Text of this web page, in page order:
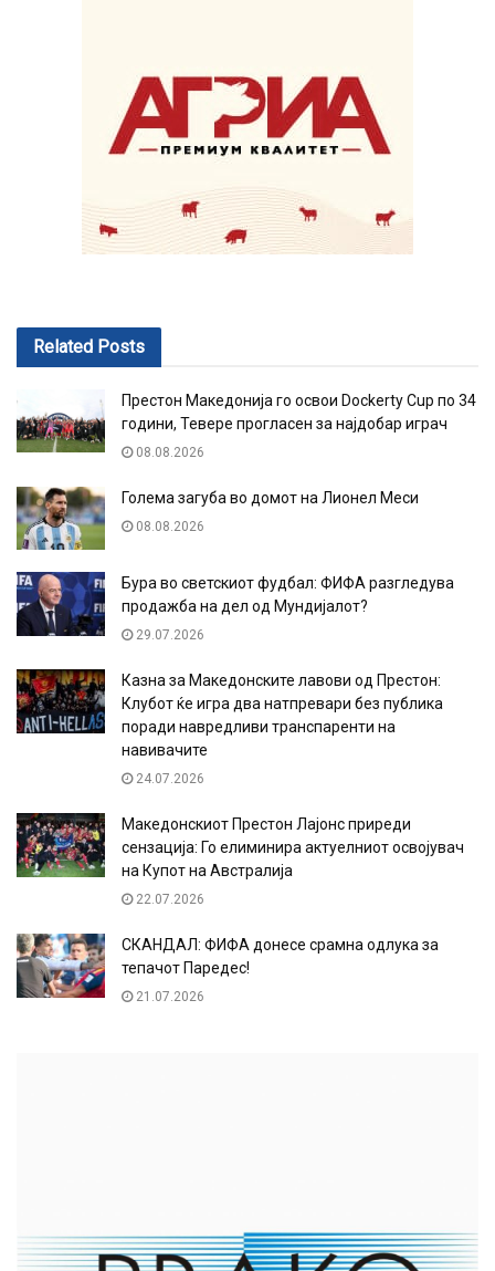
Related Posts
Престон Македонија го освои Dockerty Cup по 34
години, Тевере прогласен за најдобар играч
08.08.2026
Голема загуба во домот на Лионел Меси
08.08.2026
Бура во светскиот фудбал: ФИФА разгледува
продажба на дел од Мундијалот?
29.07.2026
Казна за Македонските лавови од Престон:
Клубот ќе игра два натпревари без публика
поради навредливи транспаренти на
навивачите
24.07.2026
Македонскиот Престон Лајонс приреди
сензација: Го елиминира актуелниот освојувач
на Купот на Австралија
22.07.2026
СКАНДАЛ: ФИФА донесе срамна одлука за
тепачот Паредес!
21.07.2026